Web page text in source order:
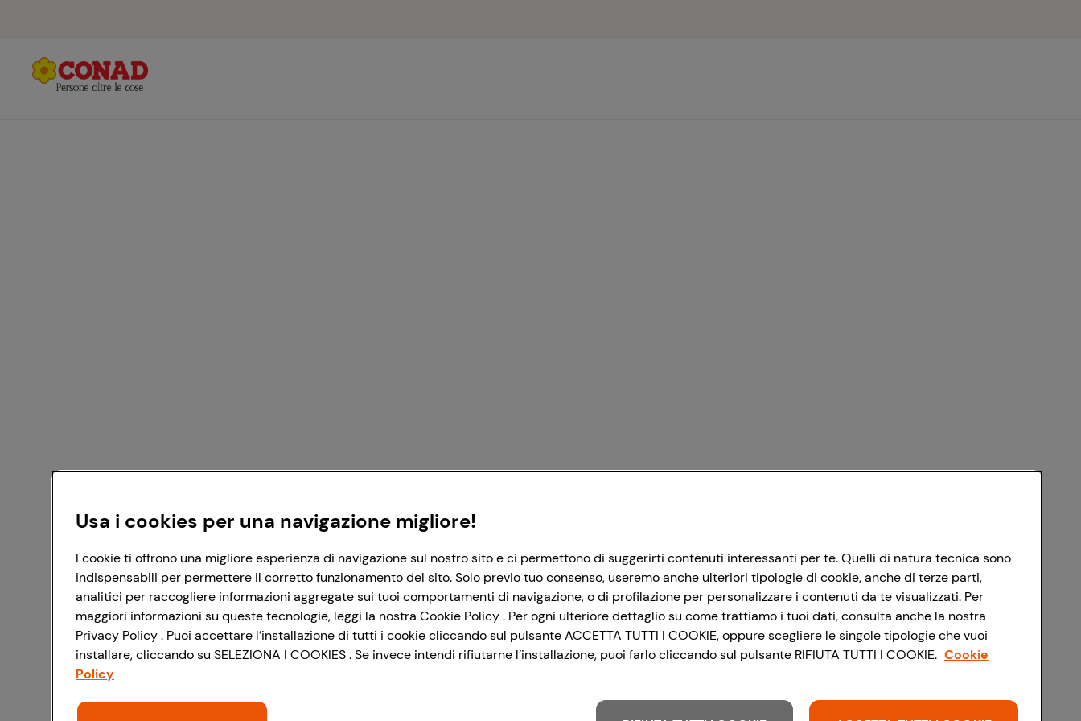
Usa i cookies per una navigazione migliore!
I cookie ti offrono una migliore esperienza di navigazione sul nostro sito e ci permettono di suggerirti contenuti interessanti per te. Quelli di natura tecnica sono
indispensabili per permettere il corretto funzionamento del sito. Solo previo tuo consenso, useremo anche ulteriori tipologie di cookie, anche di terze parti,
analitici per raccogliere informazioni aggregate sui tuoi comportamenti di navigazione, o di profilazione per personalizzare i contenuti da te visualizzati. Per
maggiori informazioni su queste tecnologie, leggi la nostra Cookie Policy . Per ogni ulteriore dettaglio su come trattiamo i tuoi dati, consulta anche la nostra
Privacy Policy . Puoi accettare l’installazione di tutti i cookie cliccando sul pulsante ACCETTA TUTTI I COOKIE, oppure scegliere le singole tipologie che vuoi
installare, cliccando su SELEZIONA I COOKIES . Se invece intendi rifiutarne l’installazione, puoi farlo cliccando sul pulsante RIFIUTA TUTTI I COOKIE. Cookie
Policy